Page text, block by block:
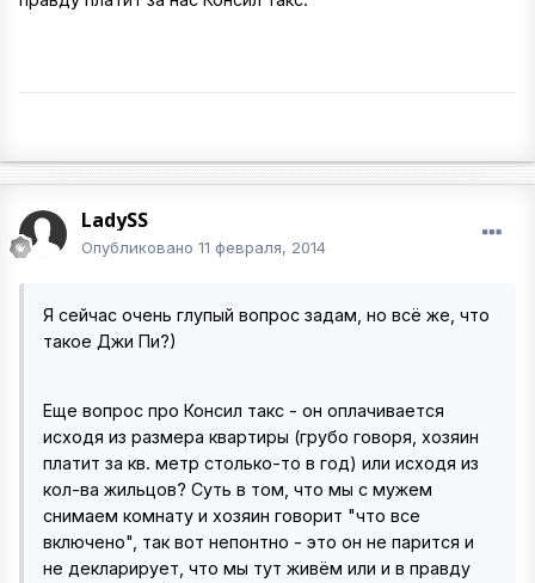
LadySS
Опубликовано 11 февраля, 2014
Я сейчас очень глупый вопрос задам, но всё же, что
такое Джи Пи?)
Еще вопрос про Консил такс - он оплачивается
исходя из размера квартиры (грубо говоря, хозяин
платит за кв. метр столько-то в год) или исходя из
кол-ва жильцов? Суть в том, что мы с мужем
снимаем комнату и хозяин говорит "что все
включено", так вот непонтно - это он не парится и
не декларирует, что мы тут живём или и в правду